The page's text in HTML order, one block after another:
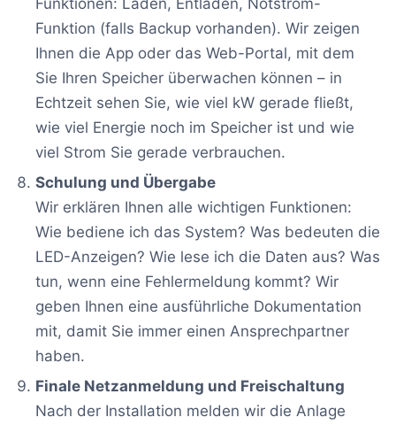
Funktion (falls Backup vorhanden). Wir zeigen
Ihnen die App oder das Web-Portal, mit dem
Sie Ihren Speicher überwachen können – in
Echtzeit sehen Sie, wie viel kW gerade fließt,
wie viel Energie noch im Speicher ist und wie
viel Strom Sie gerade verbrauchen.
Schulung und Übergabe
Wir erklären Ihnen alle wichtigen Funktionen:
Wie bediene ich das System? Was bedeuten die
LED-Anzeigen? Wie lese ich die Daten aus? Was
tun, wenn eine Fehlermeldung kommt? Wir
geben Ihnen eine ausführliche Dokumentation
mit, damit Sie immer einen Ansprechpartner
haben.
Finale Netzanmeldung und Freischaltung
Nach der Installation melden wir die Anlage